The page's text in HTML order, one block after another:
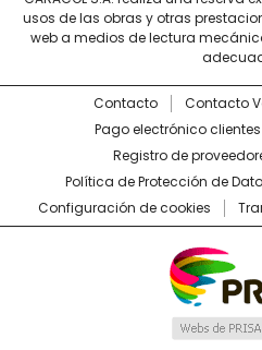
usos de las obras y otras
web a medios de lectura
Contacto Contacto
Pago electrónico clientes
Registro de
Política de Protección de
Configuración de cookies